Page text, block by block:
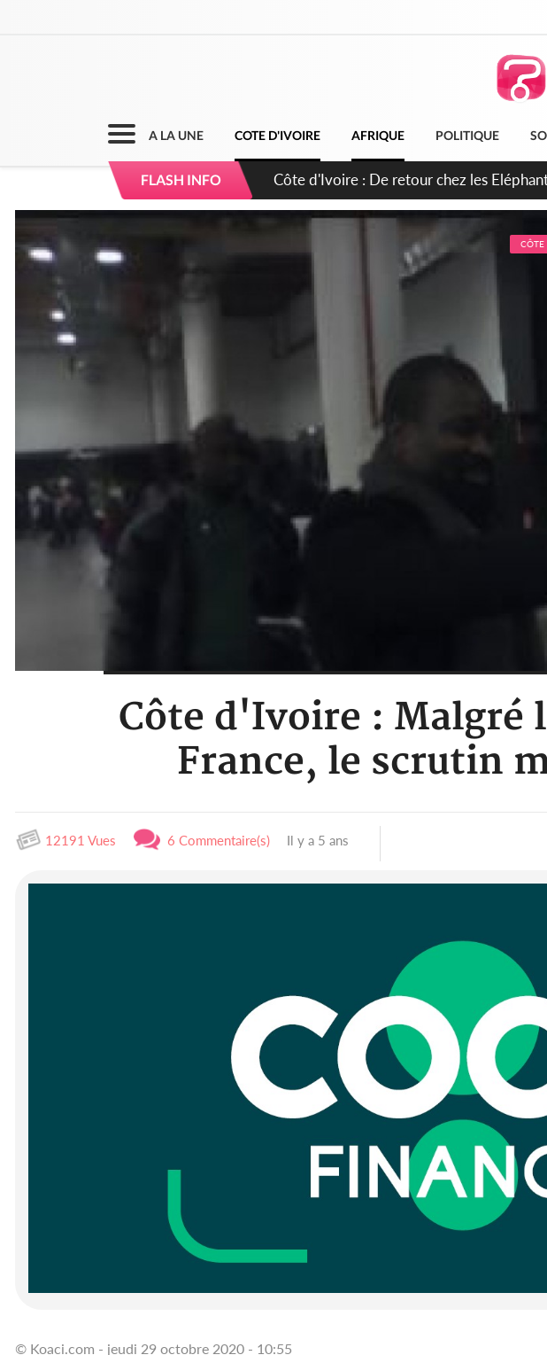
A LA UNE COTE D'IVOIRE AFRIQUE POLITIQUE
FLASH INFO
Côte d'Ivoire : 66e anniversaire de
puissance et réaffirment leur
CÔTE
Côte d'Ivoire : Malgré
France, le scrutin
12191 Vues 6 Commentaire(s) Il y a 5 ans
© Koaci.com - jeudi 29 octobre 2020 - 10:55